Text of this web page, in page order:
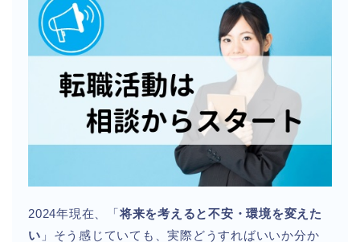
2024年現在、「将来を考えると不安・環境を変えた
い 」そう感じていても、実際どうすればいいか分か